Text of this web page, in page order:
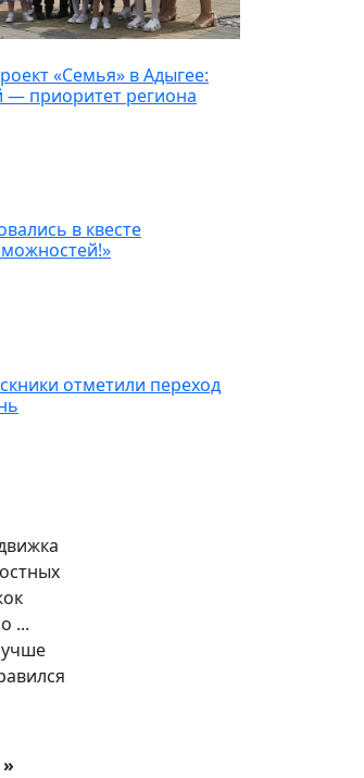
«Семья» в Адыгее:
— приоритет региона
в квесте
отметили переход
...